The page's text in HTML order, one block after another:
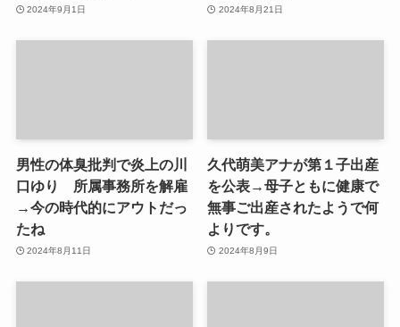
2024年9月1日 2024年8月21日
男性の体臭批判で炎上の川
口ゆり 所属事務所を解雇
→今の時代的にアウトだっ
たね
2024年8月11日
久代萌美アナが第１子出産
を公表→母子ともに健康で
無事ご出産されたようで何
よりです。
2024年8月9日